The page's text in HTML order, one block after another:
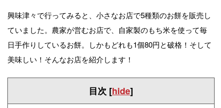
興味津々で行ってみると、小さなお店で5種類のお餅を販売し
ていました。農家が営むお店で、自家製のもち米を使って毎
日手作りしているお餅。しかもどれも1個80円と破格！そして
美味しい！そんなお店を紹介します！
目次 [hide]